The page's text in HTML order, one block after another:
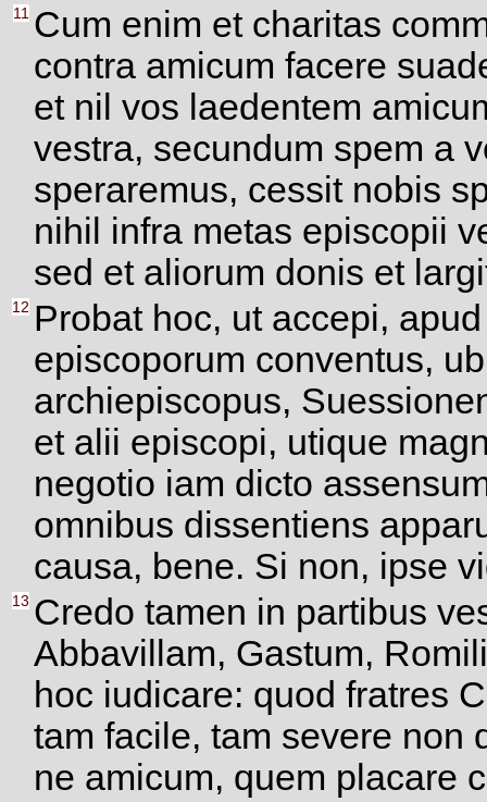
11 Cum enim et charitas
contra amicum facere
et nil vos laedentem
vestra, secundum spem a
speraremus, cessit nobis
nihil infra metas episcopii
sed et aliorum donis et
12 Probat hoc, ut accepi,
episcoporum conventus,
archiepiscopus,
et alii episcopi, utique
negotio iam dicto
omnibus dissentiens
causa, bene. Si non, ipse
13 Credo tamen in partibus
Abbavillam, Gastum,
hoc iudicare: quod fratres
tam facile, tam severe non
ne amicum, quem placare